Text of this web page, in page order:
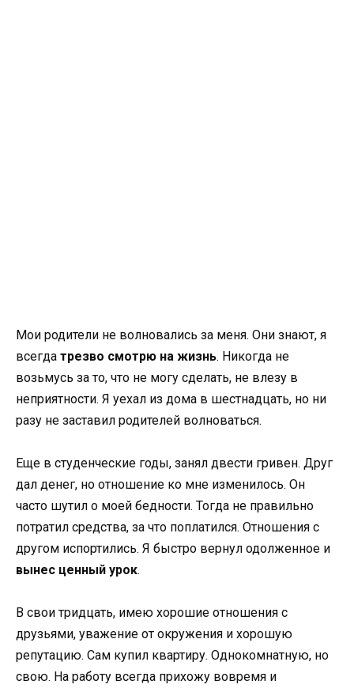
Мои родители не волновались за меня. Они знают, я
всегда трезво смотрю на жизнь. Никогда не
возьмусь за то, что не могу сделать, не влезу в
неприятности. Я уехал из дома в шестнадцать, но ни
разу не заставил родителей волноваться.
Еще в студенческие годы, занял двести гривен. Друг
дал денег, но отношение ко мне изменилось. Он
часто шутил о моей бедности. Тогда не правильно
потратил средства, за что поплатился. Отношения с
другом испортились. Я быстро вернул одолженное и
вынес ценный урок.
В свои тридцать, имею хорошие отношения с
друзьями, уважение от окружения и хорошую
репутацию. Сам купил квартиру. Однокомнатную, но
свою. На работу всегда прихожу вовремя и